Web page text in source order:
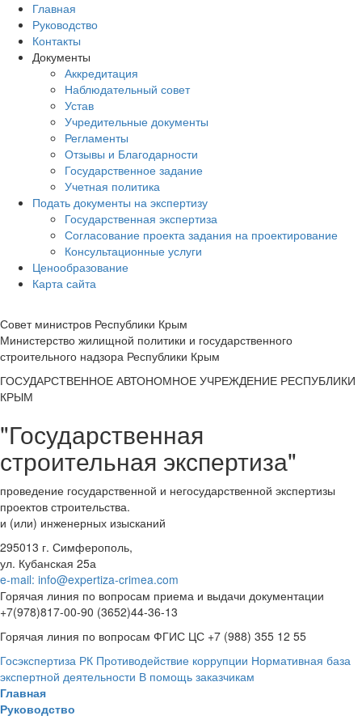
Главная
Руководство
Контакты
Документы
Аккредитация
Наблюдательный совет
Устав
Учредительные документы
Регламенты
Отзывы и Благодарности
Государственное задание
Учетная политика
Подать документы на экспертизу
Государственная экспертиза
Согласование проекта задания на проектирование
Консультационные услуги
Ценообразование
Карта сайта
Совет министров Республики Крым
Министерство жилищной политики и государственного
строительного надзора Республики Крым
ГОСУДАРСТВЕННОЕ АВТОНОМНОЕ УЧРЕЖДЕНИЕ РЕСПУБЛИКИ
КРЫМ
"Государственная
строительная экспертиза"
проведение государственной и негосударственной экспертизы
проектов строительства.
и (или) инженерных изысканий
295013 г. Симферополь,
ул. Кубанская 25а
e-mail: info@expertiza-crimea.com
Горячая линия по вопросам приема и выдачи документации
+7(978)817-00-90 (3652)44-36-13
Горячая линия по вопросам ФГИС ЦС +7 (988) 355 12 55
Госэкспертиза РК Противодействие коррупции Нормативная база
экспертной деятельности В помощь заказчикам
Главная
Руководство